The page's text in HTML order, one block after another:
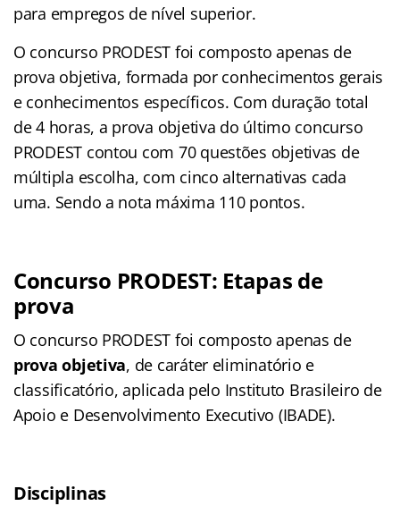
para empregos de nível superior.
O concurso PRODEST foi composto apenas de
prova objetiva, formada por conhecimentos gerais
e conhecimentos específicos. Com duração total
de 4 horas, a prova objetiva do último concurso
PRODEST contou com 70 questões objetivas de
múltipla escolha, com cinco alternativas cada
uma. Sendo a nota máxima 110 pontos.
Concurso PRODEST: Etapas de
prova
O concurso PRODEST foi composto apenas de
prova objetiva, de caráter eliminatório e
classificatório, aplicada pelo Instituto Brasileiro de
Apoio e Desenvolvimento Executivo (IBADE).
Disciplinas